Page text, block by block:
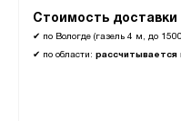
Стоимость доставки
✔ по Вологде (газель 4 м, до
✔ по области: рассчитывается